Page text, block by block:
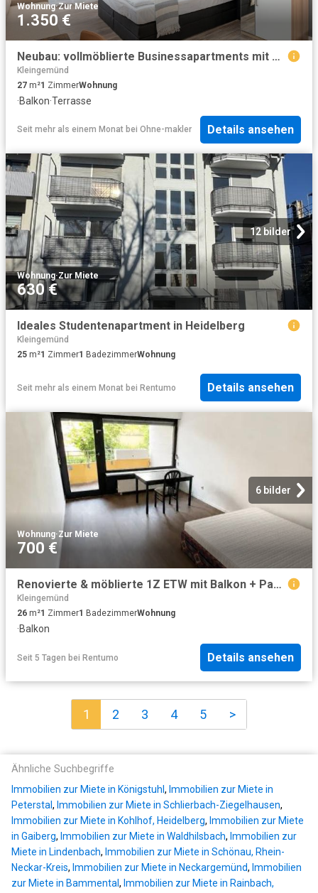
Wohnung·Zur Miete
1.350 €
Neubau: vollmöblierte Businessapartments mit Panoramablick
Kleingemünd
27 m²1 ZimmerWohnung
·Balkon·Terrasse
Seit mehr als einem Monat bei Ohne-makler Details ansehen
12 bilder
Wohnung·Zur Miete
630 €
Ideales Studentenapartment in Heidelberg
Kleingemünd
25 m²1 Zimmer1 BadezimmerWohnung
Seit mehr als einem Monat bei Rentumo Details ansehen
6 bilder
Wohnung·Zur Miete
700 €
Renovierte & möblierte 1Z ETW mit Balkon + Pantryküche, 26m² im EG, in bester Lage von Heidelberg
Kleingemünd
26 m²1 Zimmer1 BadezimmerWohnung
·Balkon
Seit 5 Tagen bei Rentumo Details ansehen
1 2 3 4 5 >
Ähnliche Suchbegriffe
Immobilien zur Miete in Königstuhl , Immobilien zur Miete in
Peterstal, Immobilien zur Miete in Schlierbach-Ziegelhausen,
Immobilien zur Miete in Kohlhof, Heidelberg, Immobilien zur Miete
in Gaiberg, Immobilien zur Miete in Waldhilsbach, Immobilien zur
Miete in Lindenbach, Immobilien zur Miete in Schönau, Rhein-
Neckar-Kreis, Immobilien zur Miete in Neckargemünd, Immobilien
zur Miete in Bammental, Immobilien zur Miete in Rainbach,